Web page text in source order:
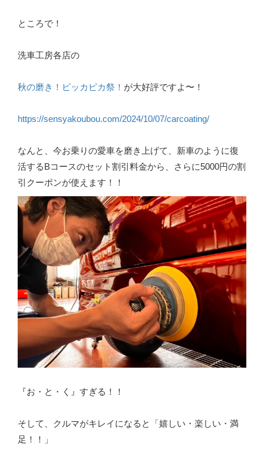
ところで！
洗車工房各店の
秋の磨き！ピッカピカ祭！ が大好評ですよ〜！
https://sensyakoubou.com/2024/10/07/carcoating/
なんと、今お乗りの愛車を磨き上げて、新車のように復
活するBコースのセット割引料金から、さらに5000円の割
引クーポンが使えます！！
『お・と・く』すぎる！！
そして、クルマがキレイになると「嬉しい・楽しい・満
足！！」